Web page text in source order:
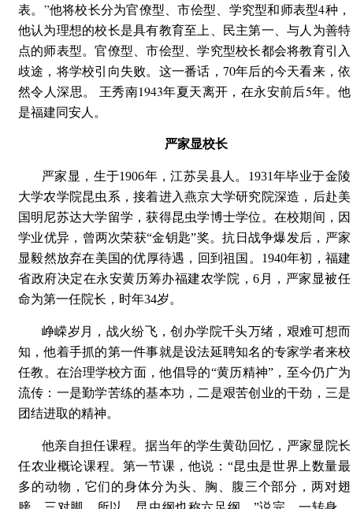
表。”他将校长分为官僚型、市侩型、学究型和师表型4种，
他认为理想的校长是具有教育至上、民主第一、与人为善特
点的师表型。官僚型、市侩型、学究型校长都会将教育引入
歧途，将学校引向失败。这一番话，70年后的今天看来，依
然令人深思。 王秀南1943年夏天离开，在永安前后5年。他
是福建同安人。
严家显校长
严家显，生于1906年，江苏吴县人。1931年毕业于金陵
大学农学院昆虫系，接着进入燕京大学研究院深造，后赴美
国明尼苏达大学留学，获得昆虫学博士学位。在校期间，因
学业优异，曾两次荣获“金钥匙”奖。抗日战争爆发后，严家
显毅然放弃在美国的优厚待遇，回到祖国。1940年初，福建
省政府决定在永安黄历筹办福建农学院，6月，严家显被任
命为第一任院长，时年34岁。
峥嵘岁月，战火纷飞，创办学院千头万绪，艰难可想而
知，他着手抓的第一件事就是设法延聘知名的专家学者来校
任教。在治理学校方面，他倡导的“黄历精神”，至今仍广为
流传：一是勤学苦练的基本功，二是艰苦创业的干劲，三是
团结进取的精神。
他亲自担任课程。据当年的学生黄劭回忆，严家显院长
任农业概论课程。第一节课，他说：“昆虫是世界上数量最
多的动物，它们的身体分为头、胸、腹三个部分，两对翅